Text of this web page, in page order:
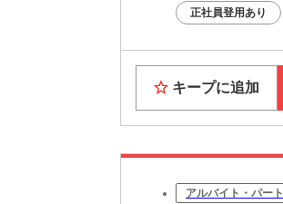
正社員登用あり
キープに追加
アルバイト・パート